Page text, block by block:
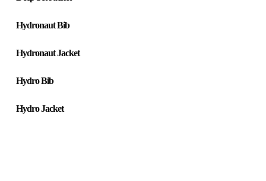
Hydronaut Bib
Hydronaut Jacket
Hydro Bib
Hydro Jacket